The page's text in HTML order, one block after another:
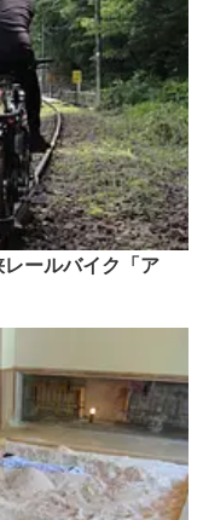
ールバイク「ア